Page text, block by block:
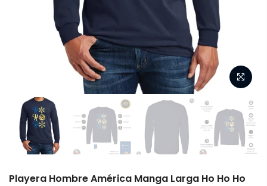
Playera Hombre América Manga Larga Ho Ho Ho